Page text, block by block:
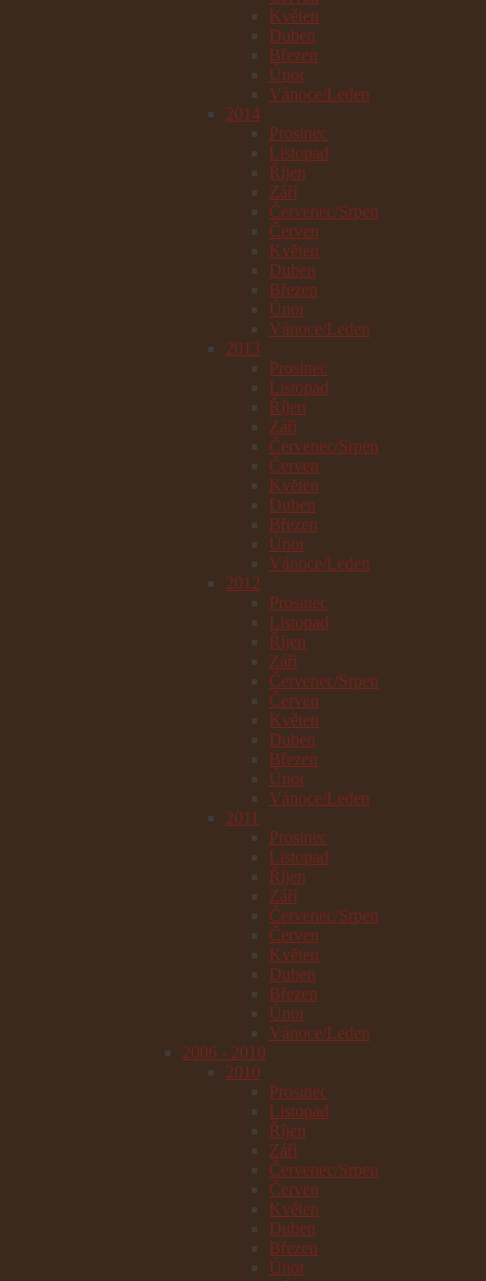
Květen
Duben
Březen
Únor
Vánoce/Leden
2014
Prosinec
Listopad
Říjen
Září
Červenec/Srpen
Červen
Květen
Duben
Březen
Únor
Vánoce/Leden
2013
Prosinec
Listopad
Říjen
Září
Červenec/Srpen
Červen
Květen
Duben
Březen
Únor
Vánoce/Leden
2012
Prosinec
Listopad
Říjen
Září
Červenec/Srpen
Červen
Květen
Duben
Březen
Únor
Vánoce/Leden
2011
Prosinec
Listopad
Říjen
Září
Červenec/Srpen
Červen
Květen
Duben
Březen
Únor
Vánoce/Leden
2006 - 2010
2010
Prosinec
Listopad
Říjen
Září
Červenec/Srpen
Červen
Květen
Duben
Březen
Únor